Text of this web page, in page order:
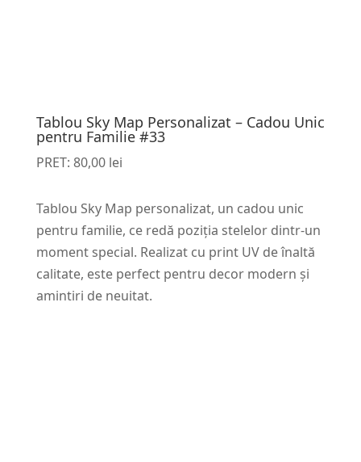
Tablou Sky Map Personalizat – Cadou Unic
pentru Familie #33
PRET: 80,00 lei
Tablou Sky Map personalizat, un cadou unic
pentru familie, ce redă poziția stelelor dintr-un
moment special. Realizat cu print UV de înaltă
calitate, este perfect pentru decor modern și
amintiri de neuitat.